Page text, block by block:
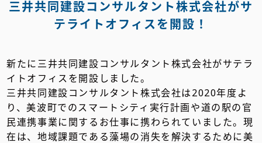
三井共同建設コンサルタント株式会社がサ
テライトオフィスを開設！
新たに三井共同建設コンサルタント株式会社がサテラ
イトオフィスを開設しました。
三井共同建設コンサルタント株式会社は2020年度よ
り、美波町でのスマートシティ実行計画や道の駅の官
民連携事業に関するお仕事に携わられていました。現
在は、地域課題である藻場の消失を解決するために美